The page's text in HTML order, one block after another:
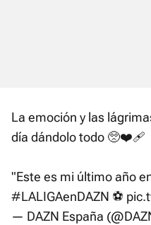
La emoción y las
día dándolo todo 🥺❤️‍🩹
"Este es mi último año
#LALIGAenDAZN ⚽️
— DAZN España